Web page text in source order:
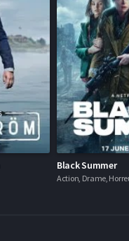
Black Summer
Action, Drame,